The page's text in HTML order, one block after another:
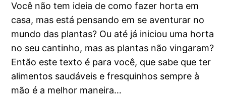
Você não tem ideia de como fazer horta em
casa, mas está pensando em se aventurar no
mundo das plantas? Ou até já iniciou uma horta
no seu cantinho, mas as plantas não vingaram?
Então este texto é para você, que sabe que ter
alimentos saudáveis e fresquinhos sempre à
mão é a melhor maneira…